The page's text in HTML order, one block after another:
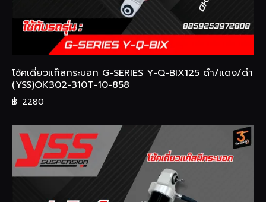
โช้คเดี่ยวแก๊สกระบอก G-SERIES Y-Q-BIX125 ดำ/แดง/ดำ
(YSS)OK302-310T-10-858
฿ 2280